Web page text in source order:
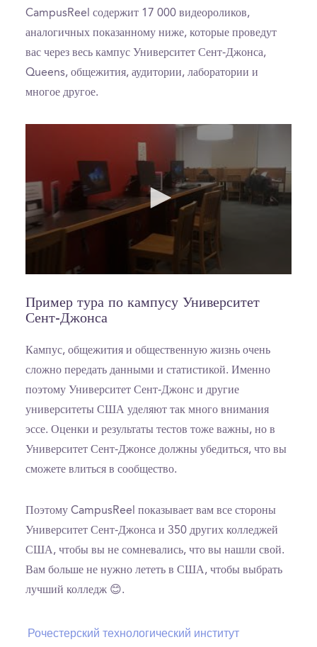
CampusReel содержит 17 000 видеороликов,
аналогичных показанному ниже, которые проведут
вас через весь кампус Университет Сент-Джонса,
Queens, общежития, аудитории, лаборатории и
многое другое.
of
0
seconds
Пример тура по кампусу Университет
Сент-Джонса
Кампус, общежития и общественную жизнь очень
сложно передать данными и статистикой. Именно
поэтому Университет Сент-Джонс и другие
университеты США уделяют так много внимания
эссе. Оценки и результаты тестов тоже важны, но в
Университет Сент-Джонсе должны убедиться, что вы
сможете влиться в сообщество.
Поэтому CampusReel показывает вам все стороны
Университет Сент-Джонса и 350 других колледжей
США, чтобы вы не сомневались, что вы нашли свой.
Вам больше не нужно лететь в США, чтобы выбрать
лучший колледж 😊.
Рочестерский технологический институт